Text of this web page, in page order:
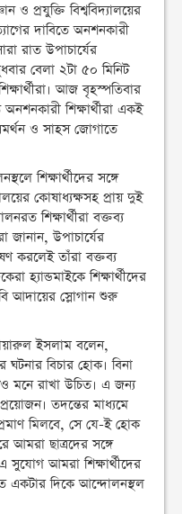
ও প্রযুক্তি বিশ্ববিদ্যালয়ের
দাবিতে অনশনকারী
রাত উপাচার্যের
বেলা ২টা ৫০ মিনিট
আজ বৃহস্পতিবার
শিক্ষার্থীরা একই
ও সাহস জোগাতে
শিক্ষার্থীদের সঙ্গে
কোষাধ্যক্ষসহ প্রায় দুই
শিক্ষার্থীরা বক্তব্য
জানান, উপাচার্যের
করলেই তাঁরা বক্তব্য
হ্যান্ডমাইকে শিক্ষার্থীদের
আদায়ের স্লোগান শুরু
ইসলাম বলেন,
ঘটনার বিচার হোক। বিনা
মনে রাখা উচিত। এ জন্য
তদন্তের মাধ্যমে
মিলবে, সে যে-ই হোক
আমরা ছাত্রদের সঙ্গে
সুযোগ আমরা শিক্ষার্থীদের
একটার দিকে আন্দোলনস্থল